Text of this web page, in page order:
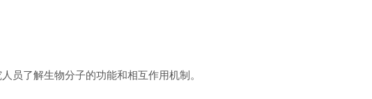
了解生物分子的功能和相互作用机制。